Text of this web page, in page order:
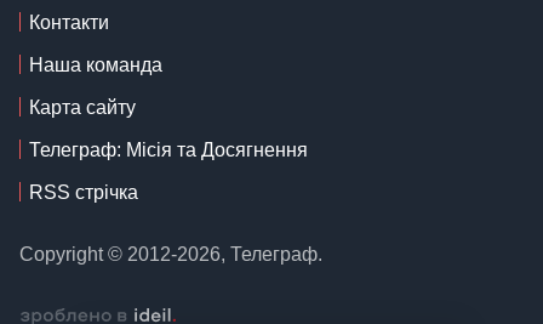
Контакти
Наша команда
Карта сайту
Телеграф: Місія та Досягнення
RSS стрічка
Copyright © 2012-2026, Телеграф.